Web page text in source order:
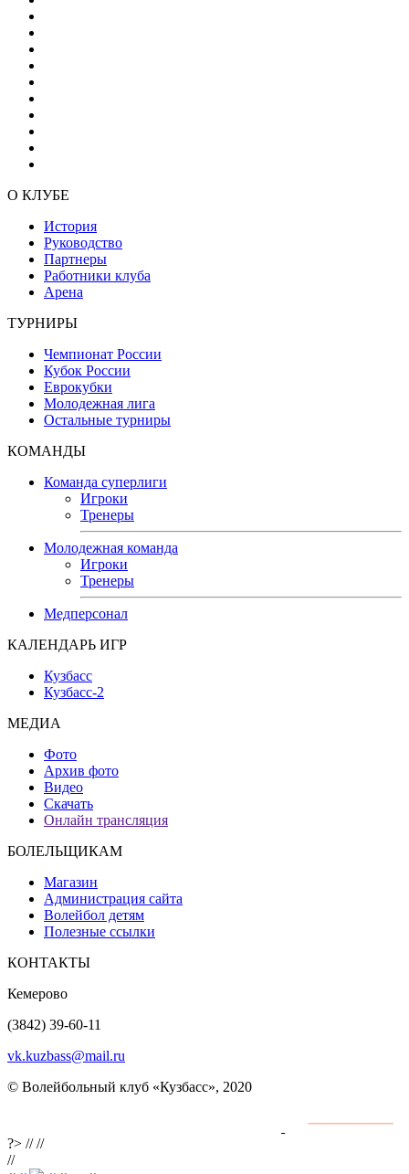
О КЛУБЕ
История
Руководство
Партнеры
Работники клуба
Арена
ТУРНИРЫ
Чемпионат России
Кубок России
Еврокубки
Молодежная лига
Остальные турниры
КОМАНДЫ
Команда суперлиги
Игроки
Тренеры
Молодежная команда
Игроки
Тренеры
Медперсонал
КАЛЕНДАРЬ ИГР
Кузбасс
Кузбасс-2
МЕДИА
Фото
Архив фото
Видео
Скачать
Онлайн трансляция
БОЛЕЛЬЩИКАМ
Магазин
Администрация сайта
Волейбол детям
Полезные ссылки
КОНТАКТЫ
Кемерово
(3842) 39-60-11
vk.kuzbass@mail.ru
© Волейбольный клуб «Кузбасс», 2020
?> ////
//